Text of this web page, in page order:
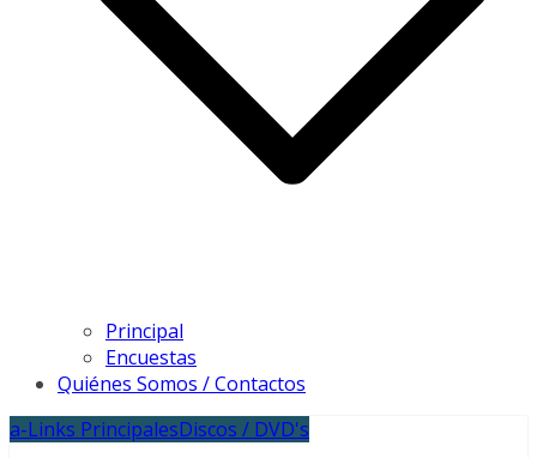
Principal
Encuestas
Quiénes Somos / Contactos
a-Links PrincipalesDiscos / DVD's